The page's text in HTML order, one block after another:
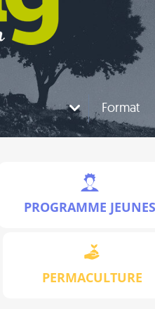
Format
PROGRAMME JEUNES
PERMACULTURE